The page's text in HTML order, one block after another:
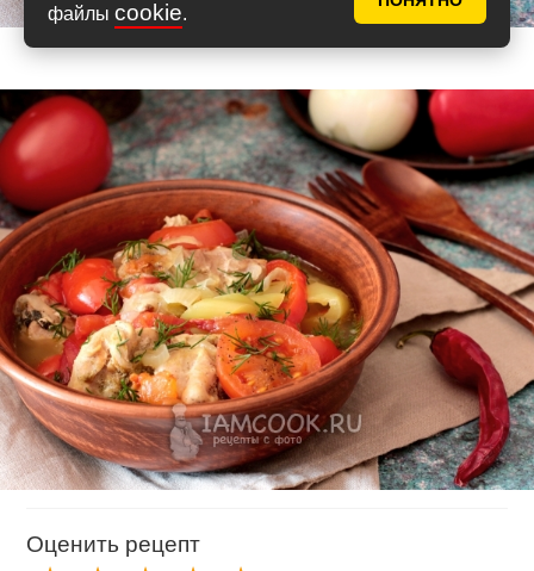
файлы cookie.
Оценить рецепт